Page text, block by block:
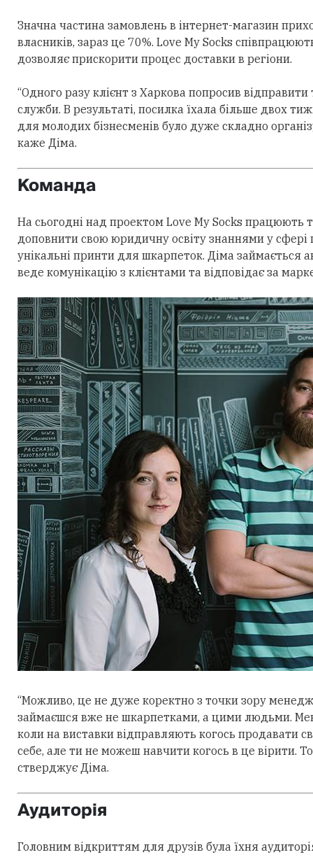
Значна частина замовлень в інтернет-магазин
власників, зараз це 70%. Love My Socks
дозволяє прискорити процес доставки в регіони.
“Одного разу клієнт з Харкова попросив
служби. В результаті, посилка їхала більше двох
для молодих бізнесменів було дуже складно
каже Діма.
Команда
На сьогодні над проектом Love My Socks працюють
доповнити свою юридичну освіту знаннями у
унікальні принти для шкарпеток. Діма займається
веде комунікацію з клієнтами та відповідає за
“Можливо, це не дуже коректно з точки зору
займаєшся вже не шкарпетками, а цими людьми.
коли на виставки відправляють когось продавати
себе, але ти не можеш навчити когось в це вірити.
стверджує Діма.
Аудиторія
Головним відкриттям для друзів була їхня